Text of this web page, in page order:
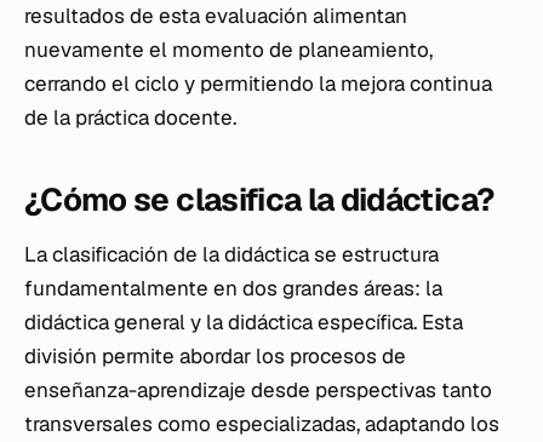
resultados de esta evaluación alimentan
nuevamente el momento de planeamiento,
cerrando el ciclo y permitiendo la mejora continua
de la práctica docente.
¿Cómo se clasifica la didáctica?
La clasificación de la didáctica se estructura
fundamentalmente en dos grandes áreas: la
didáctica general y la didáctica específica. Esta
división permite abordar los procesos de
enseñanza-aprendizaje desde perspectivas tanto
transversales como especializadas, adaptando los